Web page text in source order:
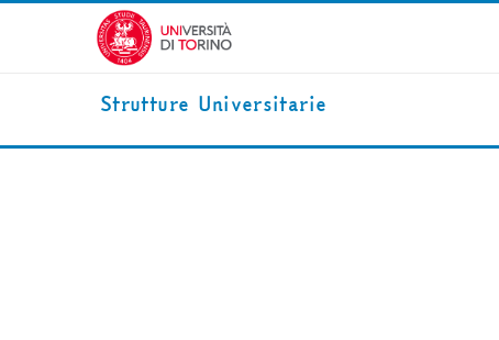
Vai al contenuto principale
Strutture Universitarie